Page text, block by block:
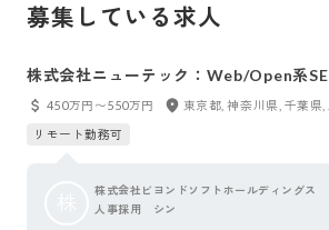
募集している求人
株式会社ニューテック：Web/Open系SE
450万円〜550万円
リモート勤務可
株式会社ビヨンドソフトホールディングス
人事採用 シン